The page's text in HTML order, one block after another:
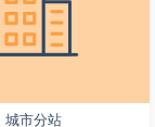
城市分站